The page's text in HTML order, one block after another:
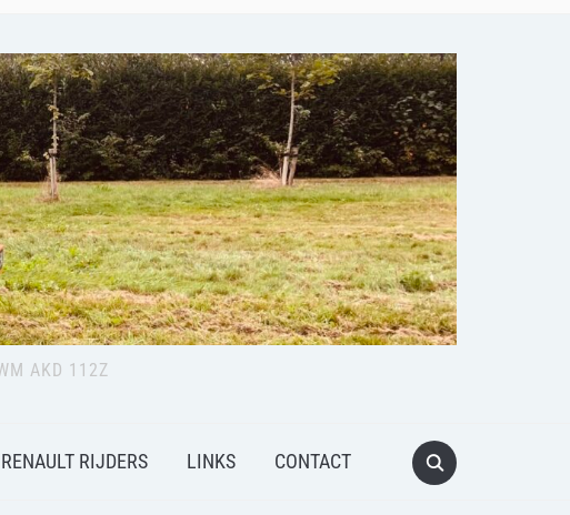
AKD 112Z
RENAULT RIJDERS LINKS CONTACT